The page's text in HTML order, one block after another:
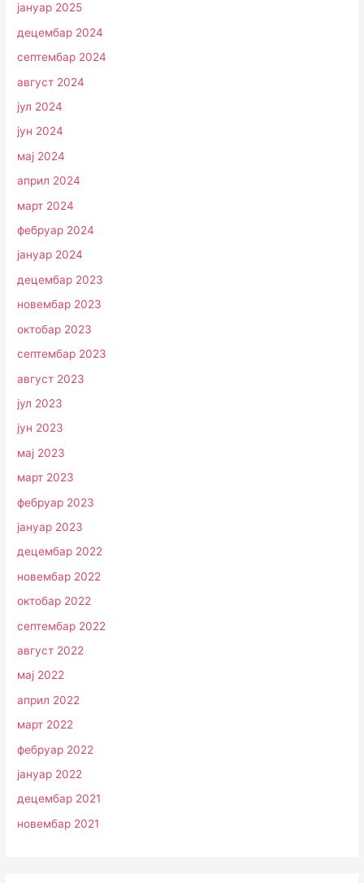
јануар 2025
децембар 2024
септембар 2024
август 2024
јул 2024
јун 2024
мај 2024
април 2024
март 2024
фебруар 2024
јануар 2024
децембар 2023
новембар 2023
октобар 2023
септембар 2023
август 2023
јул 2023
јун 2023
мај 2023
март 2023
фебруар 2023
јануар 2023
децембар 2022
новембар 2022
октобар 2022
септембар 2022
август 2022
мај 2022
април 2022
март 2022
фебруар 2022
јануар 2022
децембар 2021
новембар 2021